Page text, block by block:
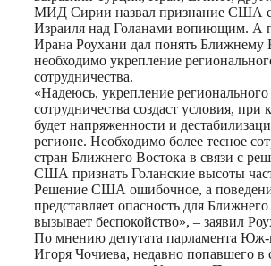
МИД Сирии назвал признание США
Израиля над Голанами вопиющим. А
Ирана Роухани дал понять Ближнему
необходимо укрепление
сотрудничества.
«Надеюсь, укрепление регионального
сотрудничества создаст условия, при
будет напряженности и
регионе. Необходимо более тесное
стран Ближнего Востока в связи с
США признать Голанские высоты
Решение США ошибочное, а
представляет опасность для
вызывает беспокойство», – заявил
По мнению депутата парламента
Игоря Чочиева, недавно попавшего